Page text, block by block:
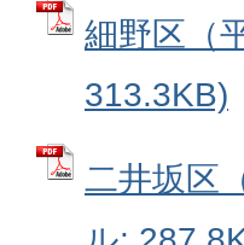
細野区（
313.3KB)
二井坂区